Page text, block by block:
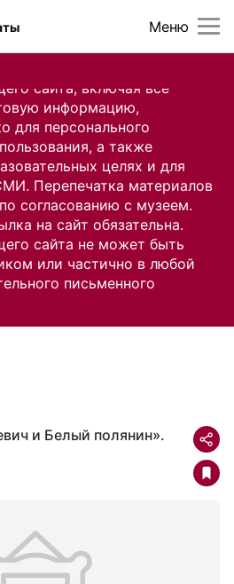
сайта, включая все
информацию,
для персонального
а также
целях и для
Перепечатка материалов
согласованию с музеем.
на сайт обязательна.
сайта не может быть
или частично в любой
письменного
Меню
и Белый полянин».